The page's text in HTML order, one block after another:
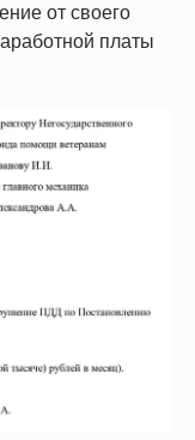
от своего
платы